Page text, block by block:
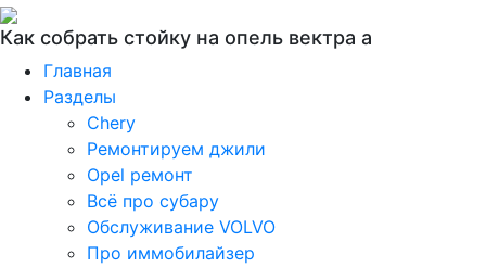
Как собрать стойку на опель вектра а
Главная
Разделы
Chery
Ремонтируем джили
Opel ремонт
Всё про субару
Обслуживание VOLVO
Про иммобилайзер